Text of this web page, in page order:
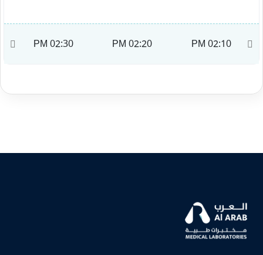
02:10 PM
02:20 PM
02:30 PM